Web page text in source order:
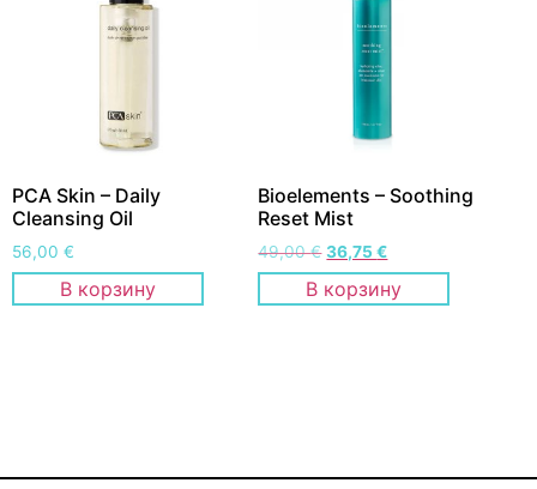
PCA Skin – Daily
Cleansing Oil
56,00 €
В корзину
Bioelements – Soothing
Reset Mist
49,00€ 36,75€
В корзину